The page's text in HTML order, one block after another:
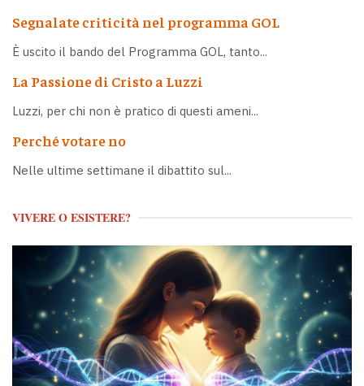
Segnalate criticità nel programma GOL
È uscito il bando del Programma GOL, tanto...
La Passione di Cristo a Luzzi
Luzzi, per chi non è pratico di questi ameni...
Perché votare no
Nelle ultime settimane il dibattito sul...
VIVERE O ESISTERE?